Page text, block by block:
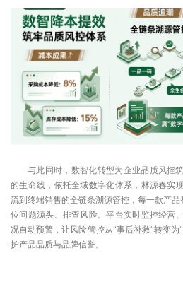
与此同时，数智化转型为企业品质风控
的生命线，依托全域数字化体系，林源春实
流到终端销售的全链条溯源管控，每一款产
位问题源头、排查风险。平台实时监控经营
况自动预警，让风险管控从“事后补救”转变
护产品品质与品牌信誉。